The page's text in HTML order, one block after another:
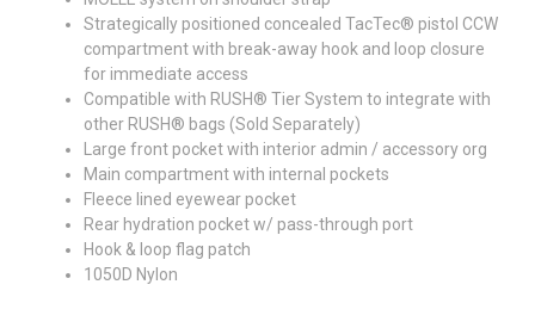
Strategically positioned concealed TacTec® pistol CCW
compartment with break-away hook and loop closure
for immediate access
Compatible with RUSH® Tier System to integrate with
other RUSH® bags (Sold Separately)
Large front pocket with interior admin / accessory org
Main compartment with internal pockets
Fleece lined eyewear pocket
Rear hydration pocket w/ pass-through port
Hook & loop flag patch
1050D Nylon